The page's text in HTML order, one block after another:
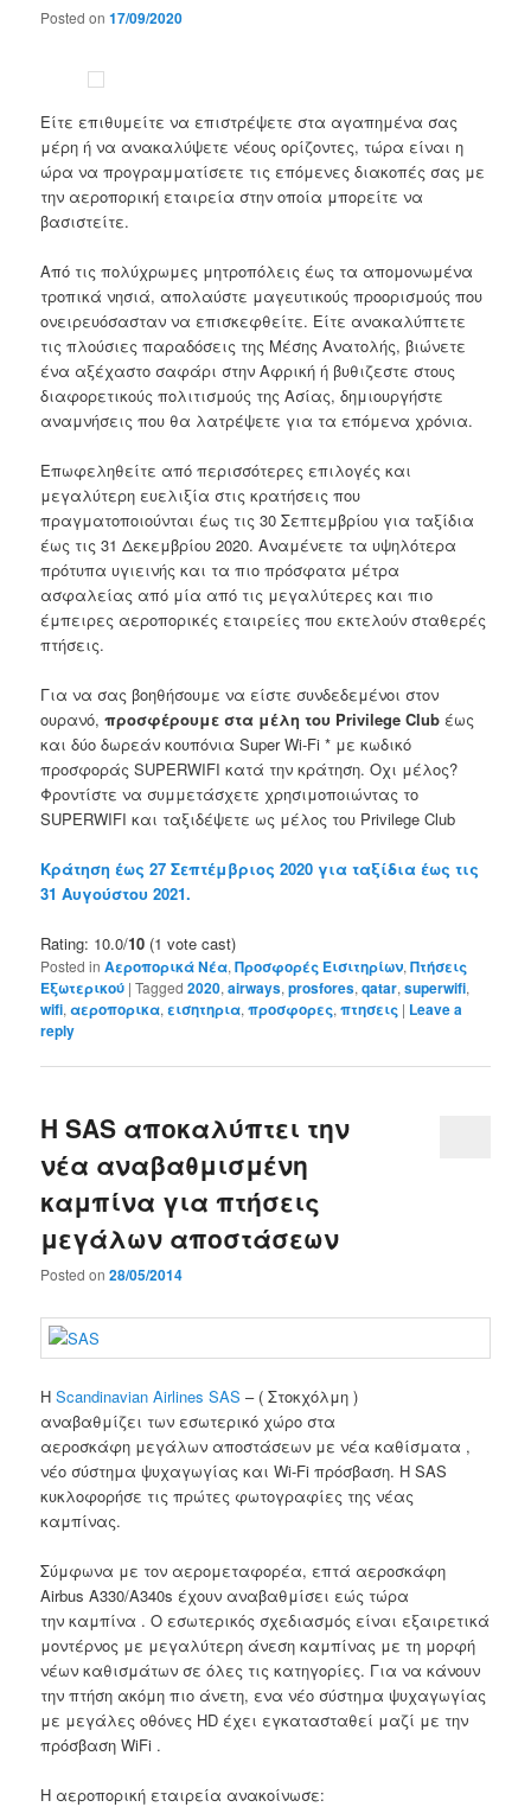
Posted on17/09/2020
Είτε επιθυμείτε να επιστρέψετε στα αγαπημένα σας
μέρη ή να ανακαλύψετε νέους ορίζοντες, τώρα είναι η
ώρα να προγραμματίσετε τις επόμενες διακοπές σας με
την αεροπορική εταιρεία στην οποία μπορείτε να
βασιστείτε.
Από τις πολύχρωμες μητροπόλεις έως τα απομονωμένα
τροπικά νησιά, απολαύστε μαγευτικούς προορισμούς που
ονειρευόσασταν να επισκεφθείτε. Είτε ανακαλύπτετε
τις πλούσιες παραδόσεις της Μέσης Ανατολής, βιώνετε
ένα αξέχαστο σαφάρι στην Αφρική ή βυθιζεστε στους
διαφορετικούς πολιτισμούς της Ασίας, δημιουργήστε
αναμνήσεις που θα λατρέψετε για τα επόμενα χρόνια.
Επωφεληθείτε από περισσότερες επιλογές και
μεγαλύτερη ευελιξία στις κρατήσεις που
πραγματοποιούνται έως τις 30 Σεπτεμβρίου για ταξίδια
έως τις 31 Δεκεμβρίου 2020. Αναμένετε τα υψηλότερα
πρότυπα υγιεινής και τα πιο πρόσφατα μέτρα
ασφαλείας από μία από τις μεγαλύτερες και πιο
έμπειρες αεροπορικές εταιρείες που εκτελούν σταθερές
πτήσεις.
Για να σας βοηθήσουμε να είστε συνδεδεμένοι στον
ουρανό, προσφέρουμε στα μέλη του Privilege Club έως
και δύο δωρεάν κουπόνια Super Wi-Fi * με κωδικό
προσφοράς SUPERWIFI κατά την κράτηση. Οχι μέλος?
Φροντίστε να συμμετάσχετε χρησιμοποιώντας το
SUPERWIFI και ταξιδέψετε ως μέλος του Privilege Club
Κράτηση έως 27 Σεπτέμβριος 2020 για ταξίδια έως τις
31 Αυγούστου 2021.
Rating: 10.0/10 (1 vote cast)
Posted in Αεροπορικά Νέα,Προσφορές Εισιτηρίων,Πτήσεις
Εξωτερικού |Tagged 2020,airways,prosfores,qatar,superwifi,
wifi,αεροπορικα,εισητηρια,προσφορες,πτησεις | Leave a
reply
Η SAS αποκαλύπτει την
νέα αναβαθμισμένη
καμπίνα για πτήσεις
μεγάλων αποστάσεων
Posted on28/05/2014
ΗScandinavian Airlines SAS – ( Στοκχόλμη )
αναβαθμίζει των εσωτερικό χώρο στα
αεροσκάφη μεγάλων αποστάσεων με νέα καθίσματα ,
νέο σύστημα ψυχαγωγίας και Wi-Fi πρόσβαση. ΗSAS
κυκλοφορήσε τις πρώτες φωτογραφίες της νέας
καμπίνας.
Σύμφωνα με τον αερομεταφορέα, επτά αεροσκάφη
Airbus A330/A340s έχουν αναβαθμίσει εώς τώρα
την καμπίνα .Ο εσωτερικός σχεδιασμός είναι εξαιρετικά
μοντέρνος με μεγαλύτερη άνεση καμπίνας με τη μορφή
νέων καθισμάτων σε όλες τις κατηγορίες. Για να κάνουν
την πτήση ακόμη πιο άνετη, ενα νέο σύστημα ψυχαγωγίας
με μεγάλες οθόνες HD έχει εγκατασταθεί μαζί με την
πρόσβαση WiFi .
Η αεροπορική εταιρεία ανακοίνωσε: